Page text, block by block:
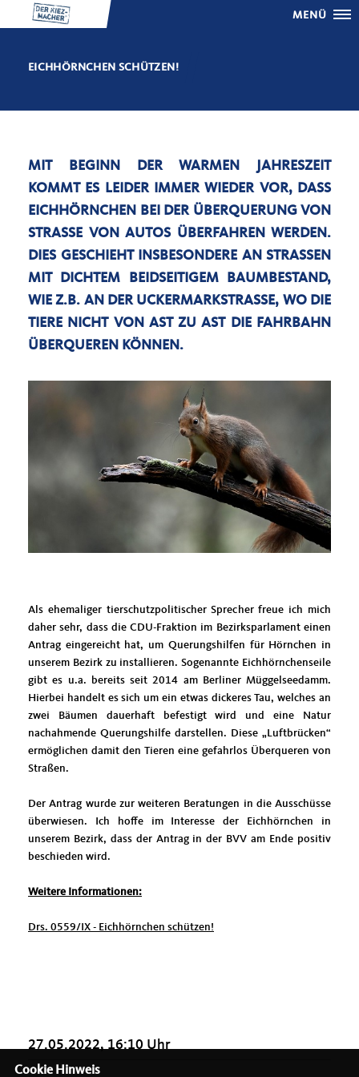
MENÜ
EICHHÖRNCHEN SCHÜTZEN!
MIT BEGINN DER WARMEN JAHRESZEIT
KOMMT ES LEIDER IMMER WIEDER VOR, DASS
EICHHÖRNCHEN BEI DER ÜBERQUERUNG VON
STRASSE VON AUTOS ÜBERFAHREN WERDEN. D
IES GESCHIEHT INSBESONDERE AN STRASSEN MI
T DICHTEM BEIDSEITIGEM BAUMBESTAND, WI
E Z.B. AN DER UCKERMARKSTRASSE, WO DIE TIE
RE NICHT VON AST ZU AST DIE FAHRBAHN ÜBE
RQUEREN KÖNNEN.
Als ehemaliger tierschutzpolitischer Sprecher freue ich mich
daher sehr, dass die CDU-Fraktion im Bezirksparlament einen
Antrag eingereicht hat, um Querungshilfen für Hörnchen in
unserem Bezirk zu installieren. Sogenannte Eichhörnchenseile
gibt es u.a. bereits seit 2014 am Berliner Müggelseedamm.
Hierbei handelt es sich um ein etwas dickeres Tau, welches an
zwei Bäumen dauerhaft befestigt wird und eine Natur
nachahmende Querungshilfe darstellen. Diese „Luftbrücken“
ermöglichen damit den Tieren eine gefahrlos Überqueren von
Straßen.
Der Antrag wurde zur weiteren Beratungen in die Ausschüsse
überwiesen. Ich hoffe im Interesse der Eichhörnchen in
unserem Bezirk, dass der Antrag in der BVV am Ende positiv
beschieden wird.
Weitere Informationen:
Drs. 0559/IX - Eichhörnchen schützen!
27.05.2022, 16:10 Uhr
Cookie Hinweis